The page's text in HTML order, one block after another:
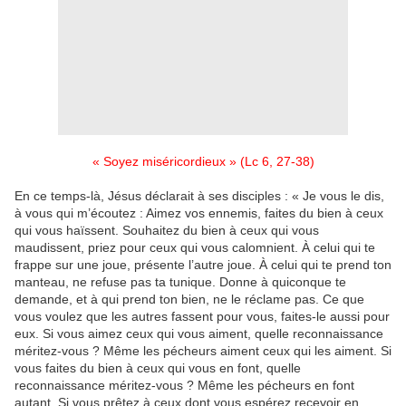
« Soyez miséricordieux » (Lc 6, 27-38)
En ce temps-là, Jésus déclarait à ses disciples : « Je vous le dis,
à vous qui m’écoutez : Aimez vos ennemis, faites du bien à ceux
qui vous haïssent. Souhaitez du bien à ceux qui vous
maudissent, priez pour ceux qui vous calomnient. À celui qui te
frappe sur une joue, présente l’autre joue. À celui qui te prend ton
manteau, ne refuse pas ta tunique. Donne à quiconque te
demande, et à qui prend ton bien, ne le réclame pas. Ce que
vous voulez que les autres fassent pour vous, faites-le aussi pour
eux. Si vous aimez ceux qui vous aiment, quelle reconnaissance
méritez-vous ? Même les pécheurs aiment ceux qui les aiment. Si
vous faites du bien à ceux qui vous en font, quelle
reconnaissance méritez-vous ? Même les pécheurs en font
autant. Si vous prêtez à ceux dont vous espérez recevoir en